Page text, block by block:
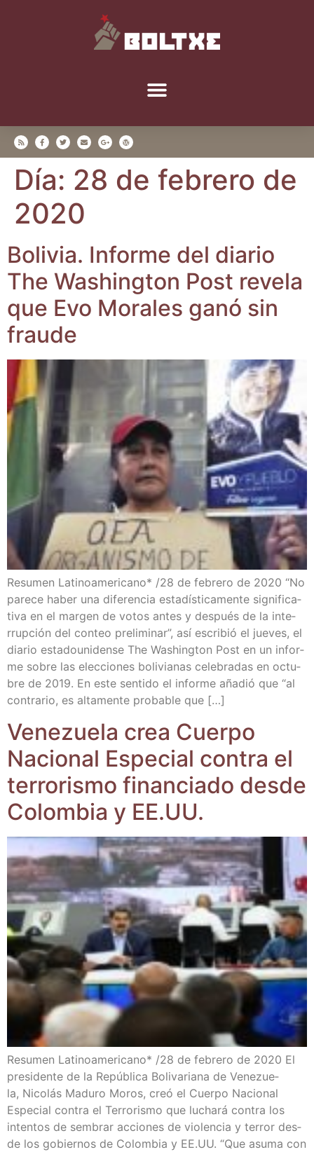
Día: 28 de febrero de
2020
Boli­via. Infor­me del dia­rio
The Washing­ton Post reve­la
que Evo Mora­les ganó sin
fraude
Resu­men Lati­no­ame­ri­cano* /​28 de febre­ro de 2020 “No
pare­ce haber una dife­ren­cia esta­dís­ti­ca­men­te sig­ni­fi­ca­
ti­va en el mar­gen de votos antes y des­pués de la inte­
rrup­ción del con­teo pre­li­mi­nar”, así escri­bió el jue­ves, el
dia­rio esta­dou­ni­den­se The Washing­ton Post en un infor­
me sobre las elec­cio­nes boli­via­nas cele­bra­das en octu­
bre de 2019. En este sen­ti­do el infor­me aña­dió que “al
con­tra­rio, es alta­men­te pro­ba­ble que […]
Vene­zue­la crea Cuer­po
Nacio­nal Espe­cial con­tra el
terro­ris­mo finan­cia­do des­de
Colom­bia y EE.UU.
Resu­men Lati­no­ame­ri­cano* /​28 de febre­ro de 2020 El
pre­si­den­te de la Repú­bli­ca Boli­va­ria­na de Vene­zue­
la, Nico­lás Madu­ro Moros, creó el Cuer­po Nacio­nal
Espe­cial con­tra el Terro­ris­mo que lucha­rá con­tra los
inten­tos de sem­brar accio­nes de vio­len­cia y terror des­
de los gobier­nos de Colom­bia y EE.UU. “Que asu­ma con